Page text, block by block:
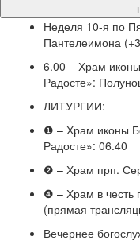
Неделя 10-я по
Пантелеимона
6.00 – Храм
Радосте»:
ЛИТУРГИИ:
❶ – Храм иконы
Радосте»: 06.40
❷ – Храм прп.
❹ – Храм в честь
(прямая
Вечернее